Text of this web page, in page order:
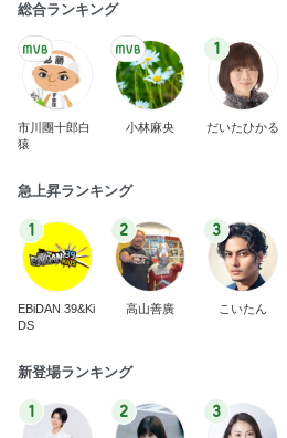
総合ランキング
市川團十郎白
猿
小林麻央
1
だいたひかる
急上昇ランキング
1
EBiDAN 39&Ki
DS
2
高山善廣
3
こいたん
新登場ランキング
1 2 3